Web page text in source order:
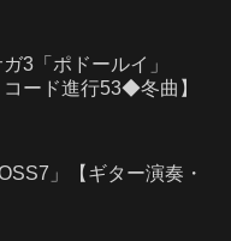
3「ポドールイ」
コード進行53◆冬曲】
」【ギター演奏・